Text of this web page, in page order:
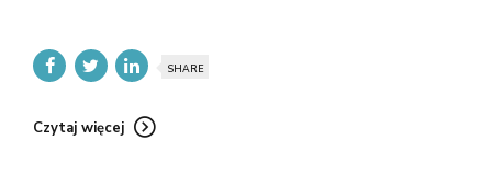
SHARE
Czytaj więcej